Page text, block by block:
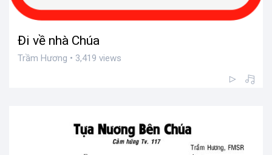
Đi về nhà Chúa
Trầm Hương • 3,419 views